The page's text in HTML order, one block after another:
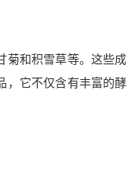
菊和积雪草等。这些成
，它不仅含有丰富的酵